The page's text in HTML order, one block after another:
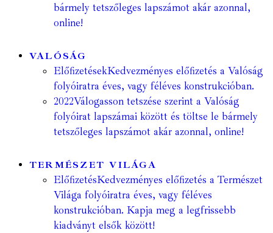
bármely tetszőleges lapszámot akár azonnal,
online!
VALÓSÁG
ElőfizetésekKedvezményes előfizetés a Valóság
folyóiratra éves, vagy féléves konstrukcióban.
2022Válogasson tetszése szerint a Valóság
folyóirat lapszámai között és töltse le bármely
tetszőleges lapszámot akár azonnal, online!
TERMÉSZET VILÁGA
ElőfizetésKedvezményes előfizetés a Természet
Világa folyóiratra éves, vagy féléves
konstrukcióban. Kapja meg a legfrissebb
kiadványt elsők között!